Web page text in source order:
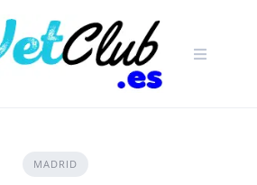
MADRID